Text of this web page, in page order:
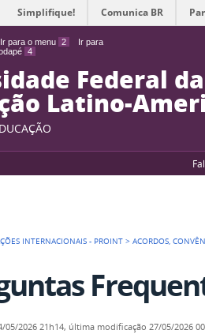
Ir para o menu 2
Ir para
4
Simplifique! Comunica BR
Federal da
Latino-
INTERNACIONAIS - PROINT >ACORDOS,
05/2026 21h14, última modificação 27/05/2026